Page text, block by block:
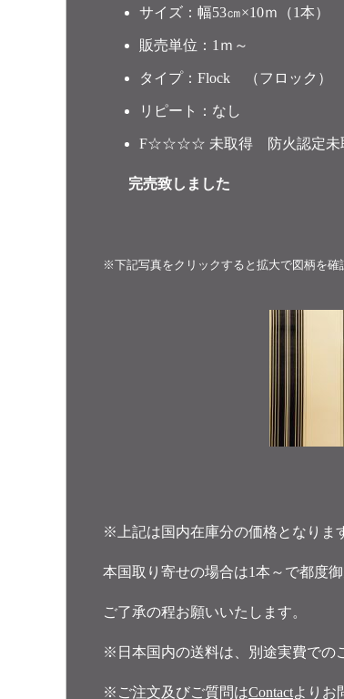
サイズ：幅53㎝×10ｍ（1本）
販売単位：1ｍ～
タイプ：Flock （フロック）
リピート：なし
F☆☆☆☆ 未取得 防火認定未
完売致しました
※下記写真をクリックすると拡大で図柄を確
※上記は国内在庫分の価格となりま
本国取り寄せの場合は1本～で都度
ご了承の程お願いいたします。
※日本国内の送料は、別途実費での
※ご注文及びご質問はContactよりお